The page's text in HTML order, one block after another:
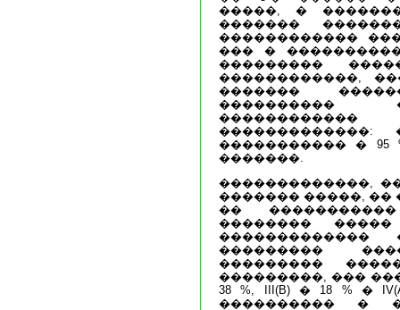
�����, �
�������
������������
��� �
���������
������������,
�������
����������
����������� � 95
�������.
�������������,
������� �����, ��
��
��������
���������
���������
���������, ���
38 %, III(B) � 18 % �
���������� �